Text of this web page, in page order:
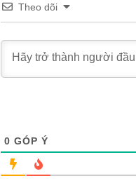
Theo dõi
0 GÓP Ý